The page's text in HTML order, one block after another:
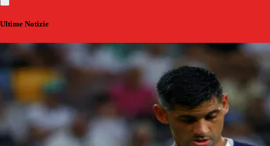
Ultime Notizie